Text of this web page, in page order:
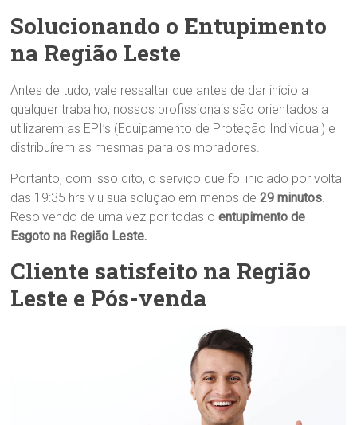
Solucionando o Entupimento
na Região Leste
Antes de tudo, vale ressaltar que antes de dar início a
qualquer trabalho, nossos profissionais são orientados a
utilizarem as EPI’s (Equipamento de Proteção Individual) e
distribuírem as mesmas para os moradores.
Portanto, com isso dito, o serviço que foi iniciado por volta
das 19:35 hrs viu sua solução em menos de29 minutos.
Resolvendo de uma vez por todas oentupimento de
Esgoto na Região Leste.
Cliente satisfeito na Região
Leste e Pós-venda